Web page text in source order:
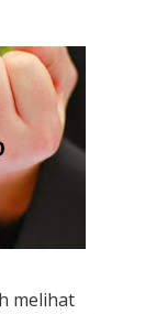
melihat